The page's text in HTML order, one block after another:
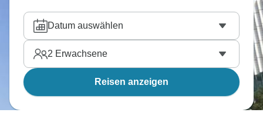
Datum auswählen
2 Erwachsene
Reisen anzeigen